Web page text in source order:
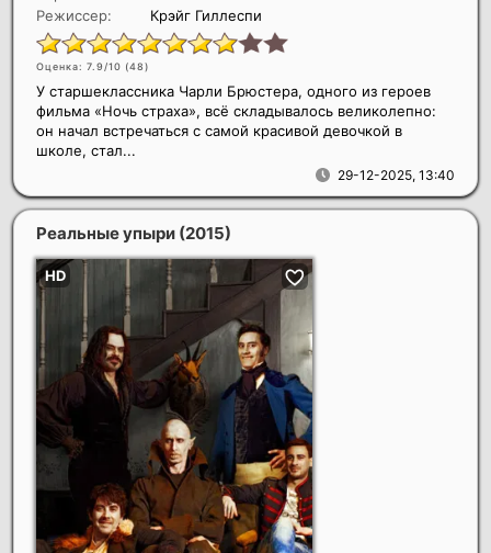
Режиссер:
Крэйг Гиллеспи
Оценка: 7.9/10 (48)
29-12-2025, 13:40
У старшеклассника Чарли Брюстера, одного из героев
фильма «Ночь страха», всё складывалось великолепно:
он начал встречаться с самой красивой девочкой в
школе, стал...
Реальные упыри (2015)